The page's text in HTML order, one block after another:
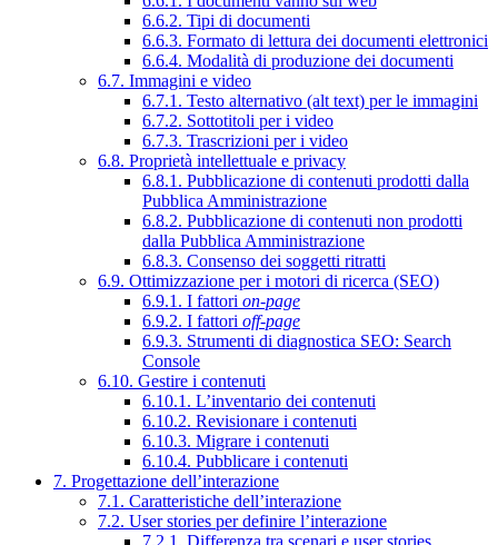
6.6.2. Tipi di documenti
6.6.3. Formato di lettura dei documenti elettronici
6.6.4. Modalità di produzione dei documenti
6.7. Immagini e video
6.7.1. Testo alternativo (alt text) per le immagini
6.7.2. Sottotitoli per i video
6.7.3. Trascrizioni per i video
6.8. Proprietà intellettuale e privacy
6.8.1. Pubblicazione di contenuti prodotti dalla
Pubblica Amministrazione
6.8.2. Pubblicazione di contenuti non prodotti
dalla Pubblica Amministrazione
6.8.3. Consenso dei soggetti ritratti
6.9. Ottimizzazione per i motori di ricerca (SEO)
6.9.1. I fattori on-page
6.9.2. I fattori off-page
6.9.3. Strumenti di diagnostica SEO: Search
Console
6.10. Gestire i contenuti
6.10.1. L’inventario dei contenuti
6.10.2. Revisionare i contenuti
6.10.3. Migrare i contenuti
6.10.4. Pubblicare i contenuti
7. Progettazione dell’interazione
7.1. Caratteristiche dell’interazione
7.2. User stories per definire l’interazione
7.2.1. Differenza tra scenari e user stories